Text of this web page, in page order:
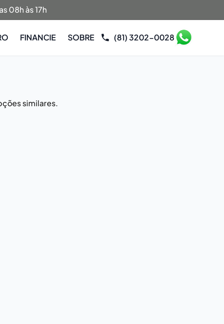
08h às 17h
FINANCIE SOBRE (81) 3202-0028
similares.